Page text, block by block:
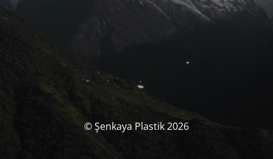
© Şenkaya Plastik 2026